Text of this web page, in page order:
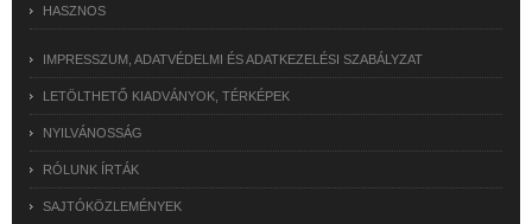
HASZNOS
IMPRESSZUM, ADATVÉDELMI ÉS ADATKEZELÉSI SZABÁLYZAT
LETÖLTHETŐ KIADVÁNYOK, TÉRKÉPEK
NYILVÁNOSSÁG
RÓLUNK ÍRTÁK
SAJTÓKÖZLEMÉNYEK